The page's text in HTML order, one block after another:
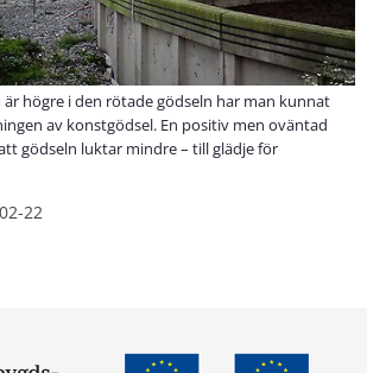
högre i den rötade gödseln har man kunnat
av konstgödsel. En positiv men oväntad
gödseln luktar mindre – till glädje för
22